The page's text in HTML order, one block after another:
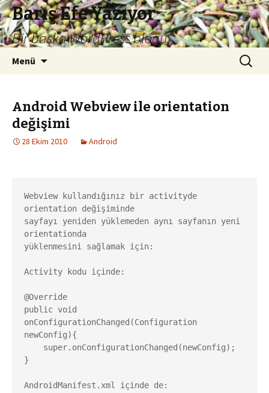
Barış Efe Yazıyor
Bir başka WordPress blogu.
Menü Arama:
Android Webview ile orientation
değişimi
28 Ekim 2010 Android
Webview kullandığınız bir activityde
orientation değişiminde
sayfayı yeniden yüklemeden aynı sayfanın yeni
orientationda
yüklenmesini sağlamak için:
Activity kodu içinde
@Override
public void
onConfigurationChanged(Configuration
newConfig){
super.onConfigurationChanged(newConfig);
}